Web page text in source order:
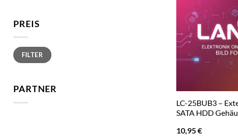
PREIS
Min.
Preis
Max.
PreisFILTER
PARTNER
LC-25BUB3 –
SATA HDD
10,95€